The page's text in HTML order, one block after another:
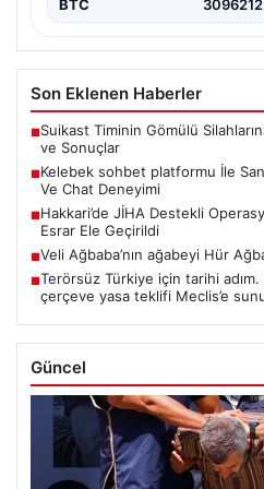
BTC 3096212
Son Eklenen Haberler
■Suikast Timinin Gömülü
ve Sonuçlar
■Kelebek sohbet platformu İle
Ve Chat Deneyimi
■Hakkari’de JİHA Destekli
Esrar Ele Geçirildi
■Veli Ağbaba’nın ağabeyi Hür
■Terörsüz Türkiye için tarihi
çerçeve yasa teklifi Meclis’e
Güncel